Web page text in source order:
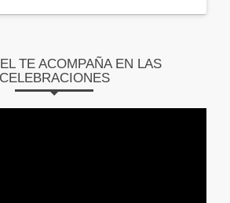
TE ACOMPAÑA EN LAS
CELEBRACIONES